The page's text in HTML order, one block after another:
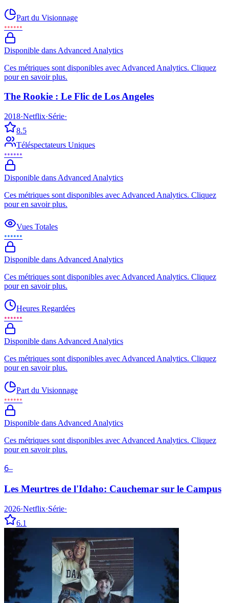
Part du Visionnage
••••••
Disponible dans Advanced Analytics
Ces métriques sont disponibles avec Advanced Analytics. Cliquez
pour en savoir plus.
The Rookie : Le Flic de Los Angeles
2018·Netflix·Série·
8.5
Téléspectateurs Uniques
••••••
Disponible dans Advanced Analytics
Ces métriques sont disponibles avec Advanced Analytics. Cliquez
pour en savoir plus.
Vues Totales
••••••
Disponible dans Advanced Analytics
Ces métriques sont disponibles avec Advanced Analytics. Cliquez
pour en savoir plus.
Heures Regardées
••••••
Disponible dans Advanced Analytics
Ces métriques sont disponibles avec Advanced Analytics. Cliquez
pour en savoir plus.
Part du Visionnage
••••••
Disponible dans Advanced Analytics
Ces métriques sont disponibles avec Advanced Analytics. Cliquez
pour en savoir plus.
6–
Les Meurtres de l'Idaho: Cauchemar sur le Campus
2026·Netflix·Série·
6.1